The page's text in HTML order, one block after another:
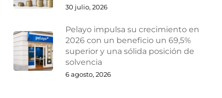
30 julio, 2026
Pelayo impulsa su crecimiento en
2026 con un beneficio un 69,5%
superior y una sólida posición de
solvencia
6 agosto, 2026